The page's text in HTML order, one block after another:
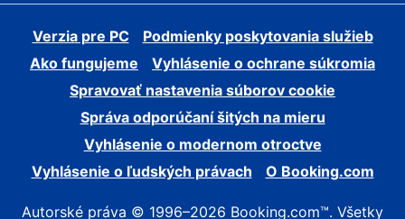
Verzia pre PC
Podmienky poskytovania služieb
Ako fungujeme
Vyhlásenie o ochrane súkromia
Spravovať nastavenia súborov cookie
Správa odporúčaní šitých na mieru
Vyhlásenie o modernom otroctve
Vyhlásenie o ľudských právach
O Booking.com
Autorské práva © 1996–2026 Booking.com™. Všetky